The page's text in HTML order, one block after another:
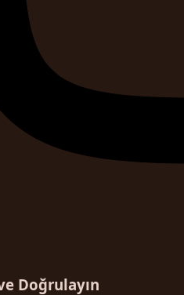
Doğrulayın